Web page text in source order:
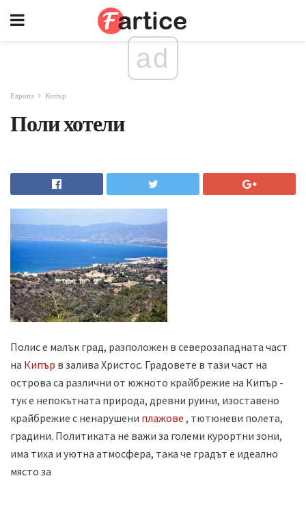
ad
Европа Кипър
Поли хотели
Полис е малък град, разположен в северозападната част
на Кипър в залива Христос. Градовете в тази част на
острова са различни от южното крайбрежие на Кипър -
тук е непокътната природа, древни руини, изоставено
крайбрежие с ненарушени плажове , тютюневи полета,
градини. Политиката не важи за големи курортни зони,
има тиха и уютна атмосфера, така че градът е идеално
място за